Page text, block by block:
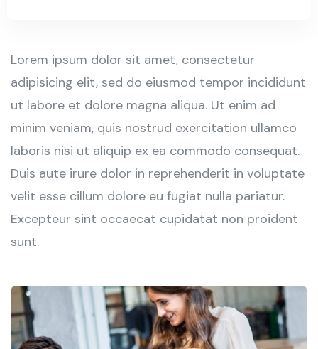
Lorem ipsum dolor sit amet, consectetur
adipisicing elit, sed do eiusmod tempor incididunt
ut labore et dolore magna aliqua. Ut enim ad
minim veniam, quis nostrud exercitation ullamco
laboris nisi ut aliquip ex ea commodo consequat.
Duis aute irure dolor in reprehenderit in voluptate
velit esse cillum dolore eu fugiat nulla pariatur.
Excepteur sint occaecat cupidatat non proident
sunt.